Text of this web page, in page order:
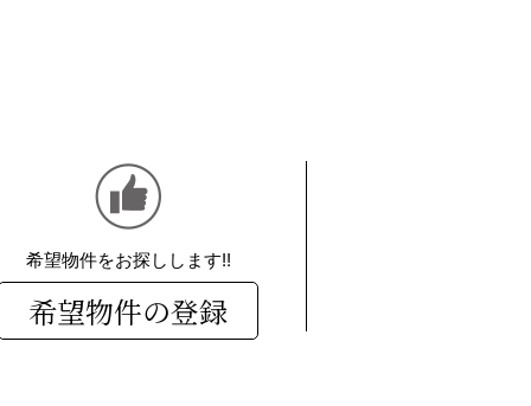
希望物件をお探しします!!
希望物件の登録